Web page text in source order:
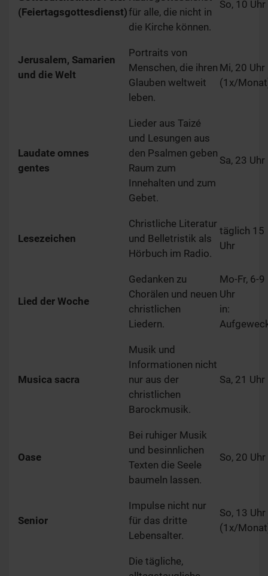
(Feiertagsgottesdienst)für alle, die nicht in
die Kirche können.
So, 10 Uhr
Jerusalem, Samarien
und die Welt
Portraits von
Menschen, die ihren
Glauben weltweit
leben.
Mi, 20 Uhr
(1x/
Laudate omnes
gentes
Lieder aus Taizé
und Lesungen aus
den Psalmen geben
Raum zum
Innehalten und zum
Gebet.
Sa, 23 Uhr
Lesezeichen
Christliche Literatur
und Belletristik als
Hörbuch im Radio.
täglich 15
Uhr
Lied der Woche
Gedanken zu
Chorälen und neuen
christlichen
Liedern.
Mo-Fr, 6-9
Uhr
in:
Musica sacra
Musik und
Informationen nicht
nur aus der
christlichen
Barockmusik.
Sa, 21 Uhr
Oase
Bei ruhiger Musik
und besinnlichen
Texten die Seele
baumeln lassen.
So, 20 Uhr
Senior
Impulse nicht nur
für das dritte
Lebensalter.
So, 13 Uhr
(1x/
Die tägliche,